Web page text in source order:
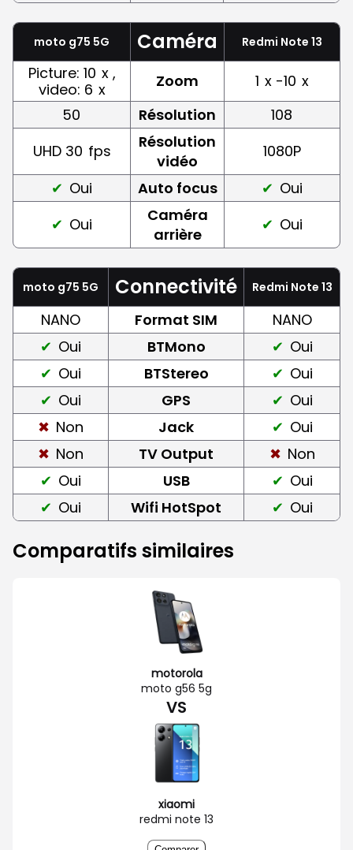
moto g75 5G Caméra Redmi Note 13
Picture: 10 x ,
video: 6 x Zoom 1 x -10 x
50
Résolution
108
UHD 30 fps
Résolution
vidéo
1080P
Oui
Auto focus
Oui
Oui
Caméra
arrière
Oui
moto g75 5G Connectivité Redmi Note 13
NANO Format SIM
NANO
Oui
BTMono
Oui
Oui
BTStereo
Oui
Oui
GPS
Oui
Non
Jack
Oui
Non
TV Output
Non
Oui
USB
Oui
Oui
Wifi HotSpot Oui
Comparatifs similaires
motorola
moto g56 5g
VS
xiaomi
redmi note 13